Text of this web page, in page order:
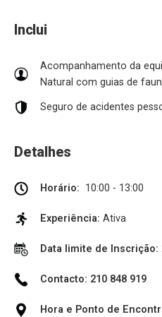
Inclui
Acompanhamento da
Natural com guias de
Seguro de acidentes
Detalhes
Horário: 10:00 - 13:00
Experiência: Ativa
Data limite de Inscrição:
Contacto: 210 848 919
Hora e Ponto de